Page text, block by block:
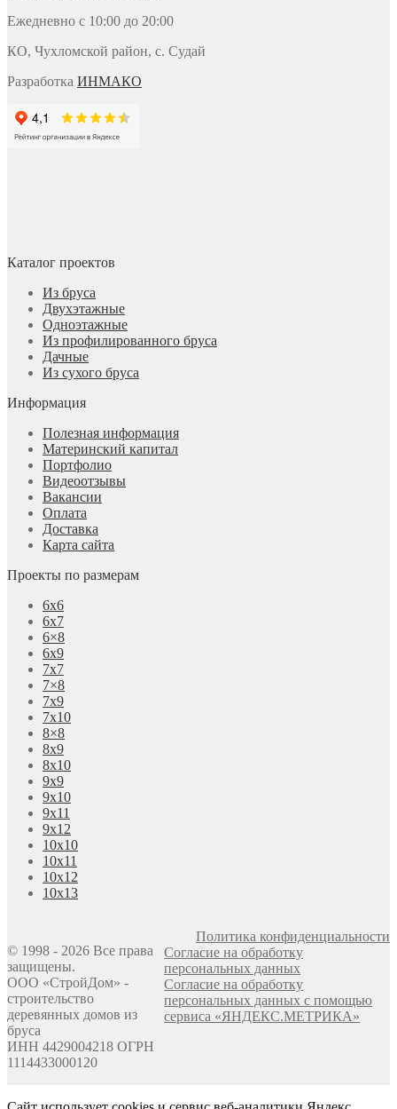
Ежедневно с 10:00 до 20:00
КО, Чухломской район, с. Судай
Разработка ИНМАКО
Каталог проектов
Из бруса
Двухэтажные
Одноэтажные
Из профилированного бруса
Дачные
Из сухого бруса
Информация
Полезная информация
Материнский капитал
Портфолио
Видеоотзывы
Вакансии
Оплата
Доставка
Карта сайта
Проекты по размерам
6х6
6х7
6×8
6х9
7х7
7×8
7х9
7х10
8×8
8х9
8х10
9х9
9х10
9х11
9х12
10х10
10х11
10х12
10х13
© 1998 - 2026 Все права
защищены.
ООО «СтройДом» -
строительство
деревянных домов из
бруса
ИНН 4429004218 ОГРН
1114433000120
Политика конфиденциальности
Согласие на обработку
персональных данных
Согласие на обработку
персональных данных с помощью
сервиса «ЯНДЕКС.МЕТРИКА»